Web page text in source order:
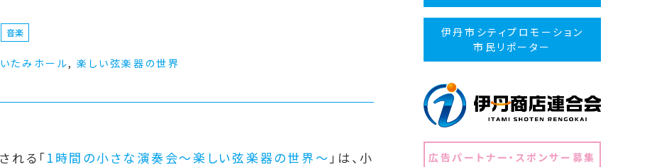
音楽
たみホール,楽しい弦楽器の世界
れる「1時間の小さな演奏会～楽しい弦楽器の世界～」は、小
伊丹市シティプロモーション
市民リポーター
広告パートナー・スポンサー募集